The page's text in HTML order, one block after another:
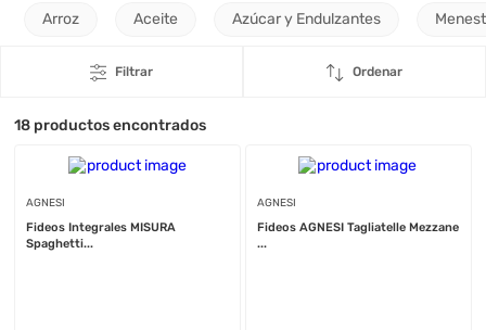
Arroz Aceite Azúcar y Endulzantes
Filtrar Ordenar
18 productos encontrados
AGNESI
Fideos Integrales MISURA
Spaghetti...
AGNESI
Fideos AGNESI Tagliatelle Mezzane
...